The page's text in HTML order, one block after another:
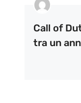
Call of
tra un